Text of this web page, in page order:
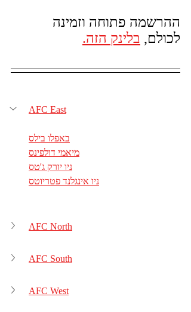
ההרשמה פתוחה וזמינה
לכולם, בלינק הזה.
AFC East
באפלו בילס
מיאמי דולפינס
ניו יורק ג'טס
ניו אינגלנד פטריוטס
AFC North
AFC South
AFC West